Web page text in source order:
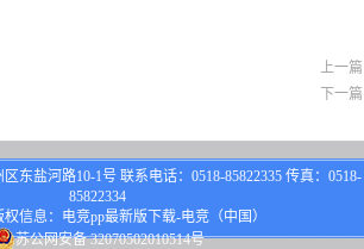
上一
下一
东盐河路10-1号 联系电话：0518-85822335 传真：0518-
85822334
信息：电竞pp最新版下载-电竞（中国）
苏公网安备 32070502010514号